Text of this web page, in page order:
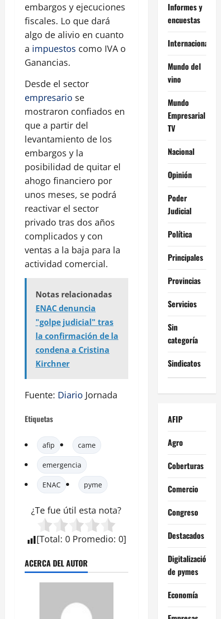
embargos y ejecuciones
fiscales. Lo que dará
algo de alivio en cuanto
a impuestos como IVA o
Ganancias.
Desde el sector
empresario se
mostraron confiados en
que a partir del
levantamiento de los
embargos y la
posibilidad de quitar el
ahogo financiero por
unos meses, se podrá
reactivar el sector
privado tras dos años
complicados y con
ventas a la baja para la
actividad comercial.
Notas relacionadas
ENAC denuncia
"golpe judicial" tras
la confirmación de la
condena a Cristina
Kirchner
Fuente: Diario Jornada
Etiquetas
afip came
emergencia
ENAC pyme
¿Te fue útil esta nota?
[Total: 0 Promedio: 0]
ACERCA DEL AUTOR
Informes y
encuestas
Internacional
Mundo del
vino
Mundo
Empresarial
TV
Nacional
Opinión
Poder
Judicial
Política
Principales
Provincias
Servicios
Sin
categoría
Sindicatos
AFIP
Agro
Coberturas
Comercio
Congreso
Destacados
Digitalización
de pymes
Economía